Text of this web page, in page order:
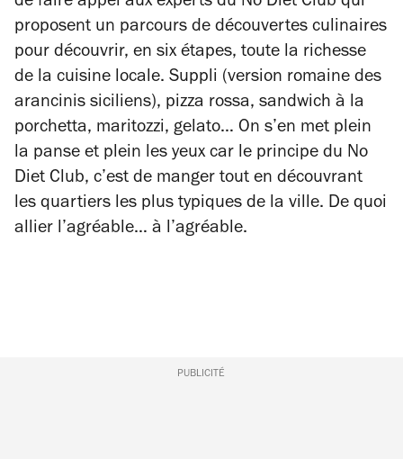
proposent un parcours de découvertes culinaires
pour découvrir, en six étapes, toute la richesse
de la cuisine locale. Suppli (version romaine des
arancinis siciliens), pizza rossa, sandwich à la
porchetta, maritozzi, gelato… On s’en met plein
la panse et plein les yeux car le principe du No
Diet Club, c’est de manger tout en découvrant
les quartiers les plus typiques de la ville. De quoi
allier l’agréable… à l’agréable.
PUBLICITÉ